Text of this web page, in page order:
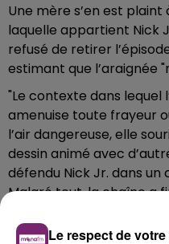
Une mère s’en est
laquelle appartient Nick
refusé de retirer
estimant que l’araignée
"Le contexte dans lequel
amenuise toute frayeur
l’air dangereuse, elle
dessin animé avec
défendu Nick Jr. dans un
Malgré tout, la chaîne a
des parents et annuler
Legs", "bien que
Le respect de